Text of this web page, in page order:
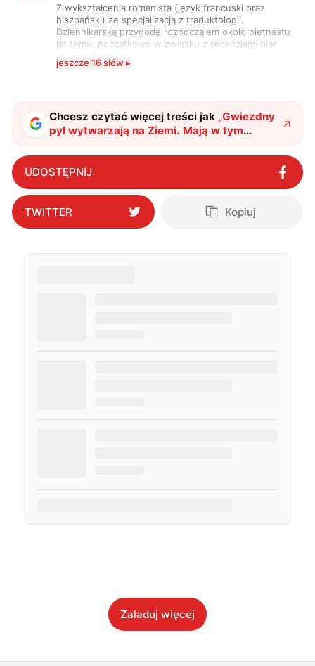
Z wykształcenia romanista (język francuski oraz
hiszpański) ze specjalizacją z traduktologii.
Dziennikarską przygodę rozpocząłem około piętnastu
lat temu, początkowo w związku z recenzjami gier
zdecydowanie częściej na tematy związane z nauką
także uprawiać oraz oglądać sport.
jeszcze 16 słów ▸
Chcesz czytać więcej treści jak „Gwiezdny
pył wytwarzają na Ziemi. Mają w tym
konkretny cel"?
UDOSTĘPNIJ
TWITTER Kopiuj
Załaduj więcej